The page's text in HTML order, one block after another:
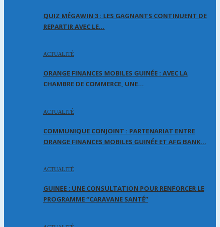
QUIZ MÉGAWIN 3 : LES GAGNANTS CONTINUENT DE
REPARTIR AVEC LE…
ACTUALITÉ
ORANGE FINANCES MOBILES GUINÉE : AVEC LA
CHAMBRE DE COMMERCE, UNE…
ACTUALITÉ
COMMUNIQUE CONJOINT : PARTENARIAT ENTRE
ORANGE FINANCES MOBILES GUINÉE ET AFG BANK…
ACTUALITÉ
GUINEE : UNE CONSULTATION POUR RENFORCER LE
PROGRAMME “CARAVANE SANTÉ”